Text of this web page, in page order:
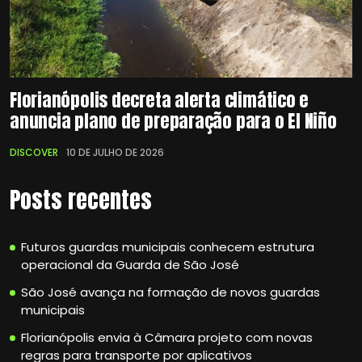
Florianópolis decreta alerta climático e
anuncia plano de preparação para o El Niño
DISCOVER 10 DE JULHO DE 2026
Posts recentes
Futuros guardas municipais conhecem estrutura
operacional da Guarda de São José
São José avança na formação de novos guardas
municipais
Florianópolis envia à Câmara projeto com novas
regras para transporte por aplicativos